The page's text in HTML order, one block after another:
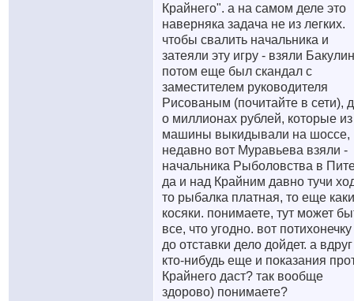
Крайнего". а на самом деле это
наверняка задача не из легких.
чтобы свалить начальника и
затеяли эту игру - взяли
потом еще был скандал с
заместителем руководителя
Рисованым (почитайте в сети),
о миллионах рублей, которые из
машины выкидывали на шоссе,
недавно вот Муравьева взяли -
начальника Рыболовства в
да и над Крайним давно тучи
то рыбалка платная, то еще
косяки. понимаете, тут может
все, что угодно. вот
до отставки дело дойдет. а вдруг
кто-нибудь еще и показания
Крайнего даст? так вообще
здорово) понимаете?